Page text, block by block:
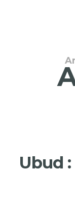
Ubud